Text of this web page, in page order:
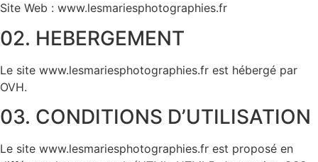
Site Web : www.lesmariesphotographies.fr
02. HEBERGEMENT
Le site www.lesmariesphotographies.fr est hébergé par
OVH.
03. CONDITIONS D’UTILISATION
Le site www.lesmariesphotographies.fr est proposé en